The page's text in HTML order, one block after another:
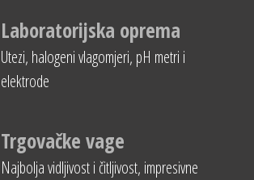
Laboratorijska oprema
Utezi, halogeni vlagomjeri, pH metri i
elektrode
Trgovačke vage
Najbolja vidljivost i čitljivost, impresivne